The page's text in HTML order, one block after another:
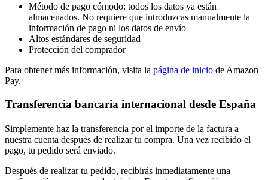
Método de pago cómodo: todos los datos ya están
almacenados. No requiere que introduzcas manualmente la
información de pago ni los datos de envío
Altos estándares de seguridad
Protección del comprador
Para obtener más información, visita la página de inicio de Amazon
Pay.
Transferencia bancaria internacional desde España
Simplemente haz la transferencia por el importe de la factura a
nuestra cuenta después de realizar tu compra. Una vez recibido el
pago, tu pedido será enviado.
Después de realizar tu pedido, recibirás inmediatamente una